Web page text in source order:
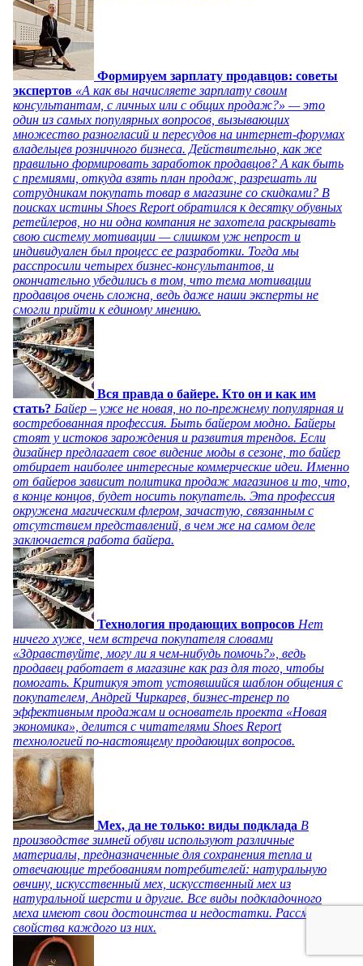
Формируем зарплату продавцов: советы
экспертов «А как вы начисляете зарплату своим
консультантам, с личных или с общих продаж?» — это
один из самых популярных вопросов, вызывающих
множество разногласий и пересудов на интернет-форумах
владельцев розничного бизнеса. Действительно, как же
правильно формировать заработок продавцов? А как быть
с премиями, откуда взять план продаж, разрешать ли
сотрудникам покупать товар в магазине со скидками? В
поисках истины Shoes Report обратился к десятку обувных
ретейлеров, но ни одна компания не захотела раскрывать
свою систему мотивации — слишком уж непрост и
индивидуален был процесс ее разработки. Тогда мы
расспросили четырех бизнес-консультантов, и
окончательно убедились в том, что тема мотивации
продавцов очень сложна, ведь даже наши эксперты не
смогли прийти к единому мнению.
Вся правда о байере. Кто он и как им
стать? Байер – уже не новая, но по-прежнему популярная и
востребованная профессия. Быть байером модно. Байеры
стоят у истоков зарождения и развития трендов. Если
дизайнер предлагает свое видение моды в сезоне, то байер
отбирает наиболее интересные коммерческие идеи. Именно
от байеров зависит политика продаж магазинов и то, что,
в конце концов, будет носить покупатель. Эта профессия
окружена магическим флером, зачастую, связанным с
отсутствием представлений, в чем же на самом деле
заключается работа байера.
Технология продающих вопросов Нет
ничего хуже, чем встреча покупателя словами
«Здравствуйте, могу ли я чем-нибудь помочь?», ведь
продавец работает в магазине как раз для того, чтобы
помогать. Критикуя этот устоявшийся шаблон общения с
покупателем, Андрей Чиркарев, бизнес-тренер по
эффективным продажам и основатель проекта «Новая
экономика», делится с читателями Shoes Report
технологией по-настоящему продающих вопросов.
Мех, да не только: виды подклада В
производстве зимней обуви используют различные
материалы, предназначенные для сохранения тепла и
отвечающие требованиям потребителей: натуральную
овчину, искусственный мех, искусственный мех из
натуральной шерсти и другие. Все виды подкладочного
меха имеют свои достоинства и недостатки. Рассмотрим
свойства каждого из них.